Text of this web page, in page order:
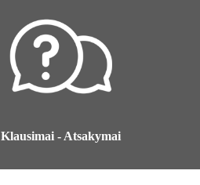
Klausimai - Atsakymai